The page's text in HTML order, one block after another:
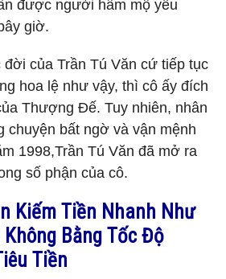
được người hâm mộ yêu
giờ.
đời của Trần Tú Văn cứ tiếp tục
hoa lệ như vậy, thì cô ấy đích
Thượng Đế. Tuy nhiên, nhân
chuyện bất ngờ và vận mệnh
1998,Trần Tú Văn đã mở ra
số phận của cô.
Kiếm Tiền Nhanh Như
Bằng Tốc Độ
Tiền